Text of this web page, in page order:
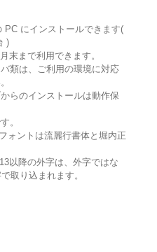
PC にインストールできます(
)
末まで利用できます。
類は、ご利用の環境に対応
らのインストールは動作保
。
ォントは流麗行書体と堀内正
以降の外字は、外字ではな
取り込まれます。